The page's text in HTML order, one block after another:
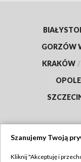
GORZÓW
KRAKÓW /
OPOLE
Szanujemy Twoją
Kliknij "Akceptuję i